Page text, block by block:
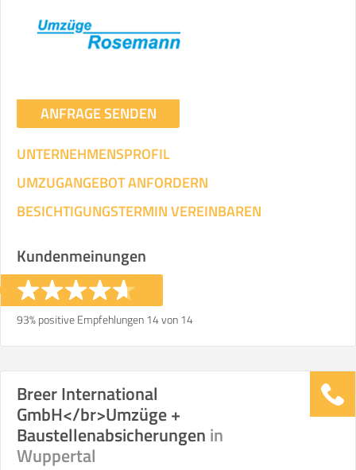
ANFRAGE SENDEN
UNTERNEHMENSPROFIL
UMZUGANGEBOT ANFORDERN
BESICHTIGUNGSTERMIN VEREINBAREN
Kundenmeinungen
93% positive Empfehlungen 14 von 14
Breer International
GmbH</br>Umzüge +
Baustellenabsicherungen in
Wuppertal